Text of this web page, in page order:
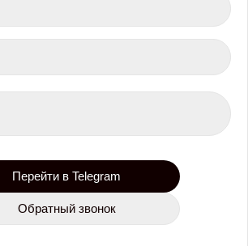
Перейти в Telegram
Обратный звонок